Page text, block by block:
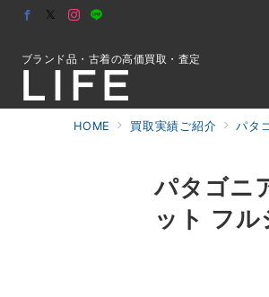
ブランド品・古着の高価買取・査定
HOME 買取実績ご紹介 パタ
パタゴニ
ット フ